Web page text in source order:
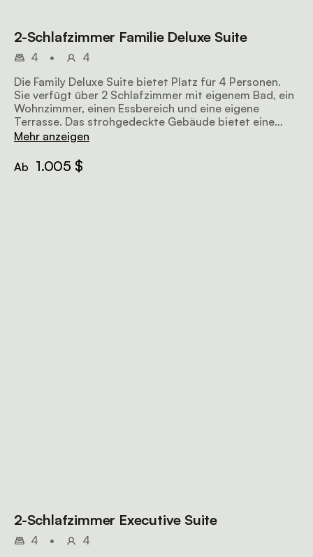
2-Schlafzimmer Familie Deluxe Suite
4 •
4
Die Family Deluxe Suite bietet Platz für 4 Personen.
Sie verfügt über 2 Schlafzimmer mit eigenem Bad, ein
Wohnzimmer, einen Essbereich und eine eigene
Terrasse. Das strohgedeckte Gebäude bietet eine
familienfreundliche Umgebung.
Mehr anzeigen
Ab 1.005 $
2-Schlafzimmer Executive Suite
4 •
4